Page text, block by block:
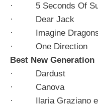
· 5 Seconds Of
· Dear Jack
· Imagine
· One Direction
Best New Generation
· Dardust
· Canova
· Ilaria Graziano e